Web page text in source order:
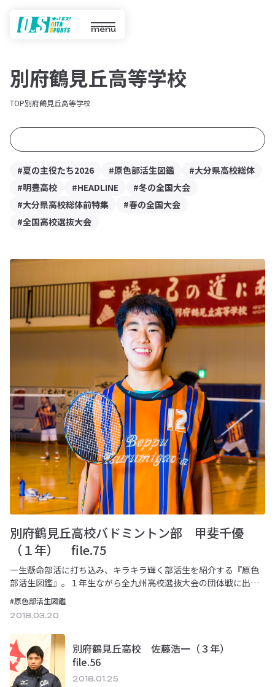
menu
別府鶴見丘高等学校
TOP別府鶴見丘高等学校
#夏の主役たち2026 #原色部活生図鑑
#大分県高校総体
#明豊高校
#HEADLINE
#冬の全国大会
#大分県高校総体前特集
#春の全国大会
#全国高校選抜大会
別府鶴見丘高校バドミントン部 甲斐千優
（１年） file.75
一生懸命部活に打ち込み、キラキラ輝く部活生を紹介する『原色
部活生図鑑』。１年生ながら全九州高校選抜大会の団体戦に出場
した甲斐千優。「勝たなければならない試合で勝…
#原色部活生図鑑
2018.03.20
別府鶴見丘高校 佐藤浩一（３年）
file.56
2018.01.25